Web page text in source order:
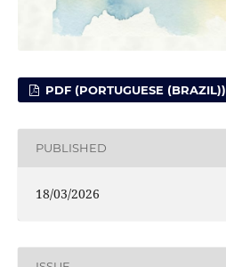
PDF (PORTUGUESE (BRAZIL))
PUBLISHED
18/03/2026